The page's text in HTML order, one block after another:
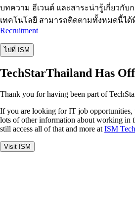
บทความ อีเวนต์ และสาระน่ารู้เกี่ยวกับ
เทคโนโลยี สามารถติดตามทั้งหมดนี้ได้
Recruitment
ไปที่ ISM
TechStarThailand Has
Thank you for having been part of
If you are looking for IT job opportunities,
lots of other information about working in
still access all of that and more at ISM
Visit ISM